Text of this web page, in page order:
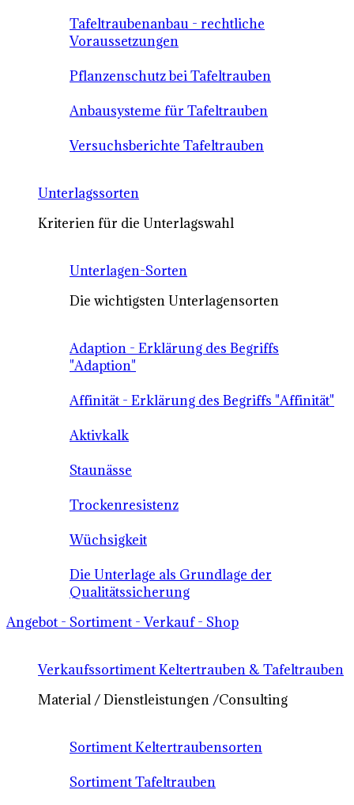
Tafeltraubenanbau - rechtliche
Voraussetzungen
Pflanzenschutz bei Tafeltrauben
Anbausysteme für Tafeltrauben
Versuchsberichte Tafeltrauben
Unterlagssorten
Kriterien für die Unterlagswahl
Unterlagen-Sorten
Die wichtigsten Unterlagensorten
Adaption - Erklärung des Begriffs
"Adaption"
Affinität - Erklärung des Begriffs "Affinität"
Aktivkalk
Staunässe
Trockenresistenz
Wüchsigkeit
Die Unterlage als Grundlage der
Qualitätssicherung
Angebot - Sortiment - Verkauf - Shop
Verkaufssortiment Keltertrauben & Tafeltrauben
Material / Dienstleistungen /Consulting
Sortiment Keltertraubensorten
Sortiment Tafeltrauben